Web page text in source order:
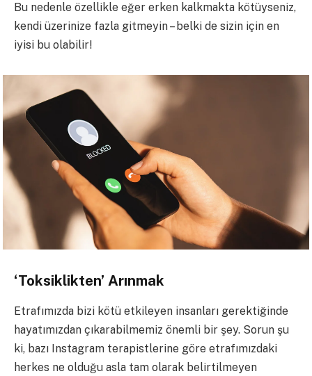
Bu nedenle özellikle eğer erken kalkmakta kötüyseniz,
kendi üzerinize fazla gitmeyin – belki de sizin için en
iyisi bu olabilir!
‘Toksiklikten’ Arınmak
Etrafımızda bizi kötü etkileyen insanları gerektiğinde
hayatımızdan çıkarabilmemiz önemli bir şey. Sorun şu
ki, bazı Instagram terapistlerine göre etrafımızdaki
herkes ne olduğu asla tam olarak belirtilmeyen